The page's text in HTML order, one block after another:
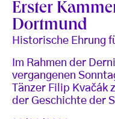
Erster
Dortmund
Historische Ehrung
Im Rahmen der
vergangenen
Tänzer Filip
der Geschichte der